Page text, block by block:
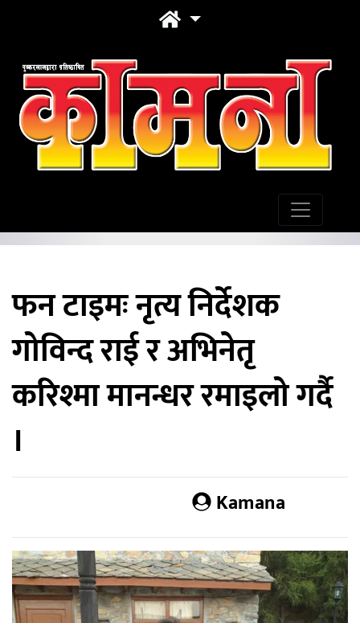
फन टाइमः नृत्य निर्देशक
गोविन्द राई र अभिनेतृ
करिश्मा मानन्धर रमाइलो गर्दै
।
Kamana